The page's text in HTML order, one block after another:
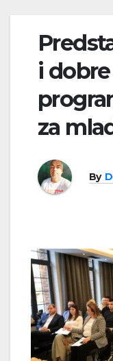
i
za
By